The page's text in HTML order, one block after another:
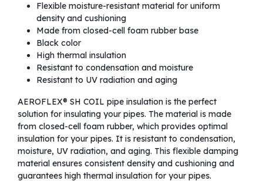
Flexible moisture-resistant material for uniform
density and cushioning
Made from closed-cell foam rubber base
Black color
High thermal insulation
Resistant to condensation and moisture
Resistant to UV radiation and aging
AEROFLEX® SH COIL pipe insulation is the perfect
solution for insulating your pipes. The material is made
from closed-cell foam rubber, which provides optimal
insulation for your pipes. It is resistant to condensation,
moisture, UV radiation, and aging. This flexible damping
material ensures consistent density and cushioning and
guarantees high thermal insulation for your pipes.